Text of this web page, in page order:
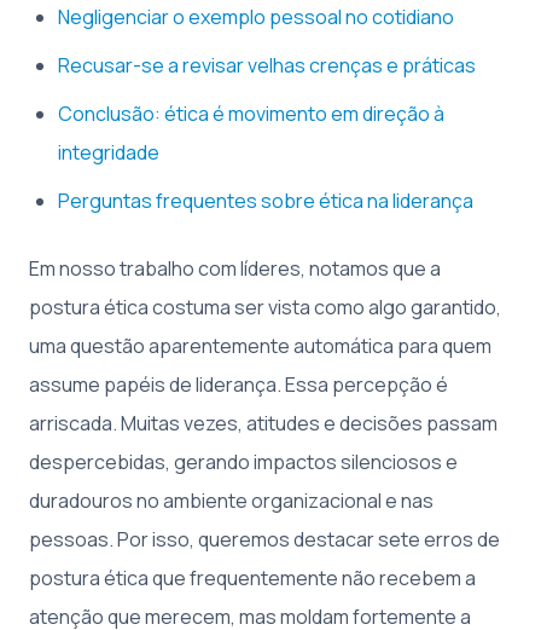
Negligenciar o exemplo pessoal no cotidiano
Recusar-se a revisar velhas crenças e práticas
Conclusão: ética é movimento em direção à
integridade
Perguntas frequentes sobre ética na liderança
Em nosso trabalho com líderes, notamos que a
postura ética costuma ser vista como algo garantido,
uma questão aparentemente automática para quem
assume papéis de liderança. Essa percepção é
arriscada. Muitas vezes, atitudes e decisões passam
despercebidas, gerando impactos silenciosos e
duradouros no ambiente organizacional e nas
pessoas. Por isso, queremos destacar sete erros de
postura ética que frequentemente não recebem a
atenção que merecem, mas moldam fortemente a